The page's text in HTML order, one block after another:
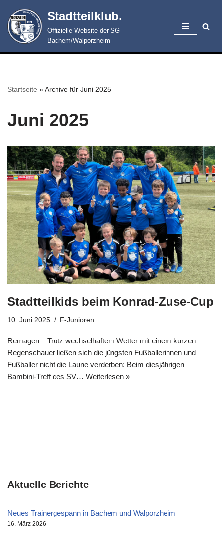
Zum
Inhalt
Stadtteilklub.
Offizielle Website der SG
Bachem/Walporzheim
Startseite »Archive für Juni 2025
Juni 2025
Stadtteilkids beim Konrad-Zuse-Cup
10. Juni 2025 F-Junioren
Remagen – Trotz wechselhaftem Wetter mit einem kurzen
Regenschauer ließen sich die jüngsten Fußballerinnen und
Fußballer nicht die Laune verderben: Beim diesjährigen
Bambini-Treff des SV… Weiterlesen »
Aktuelle Berichte
Neues Trainergespann in Bachem und Walporzheim
16. März 2026